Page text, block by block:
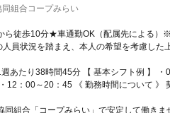
組合コープみらい
ら徒歩10分★車通勤OK（配属先による）
員状況を踏まえ、本人の希望を考慮した
ンターから決定します。
あたり38時間45分 【 基本シフト例 】 ・
12：00～20：45 《 勤務時間について 》
組合「コープみらい」で安定して働きま